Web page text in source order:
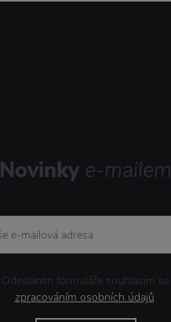
Novinky e-mailem
Odesláním formuláře souhlasím se
zpracováním osobních údajů.